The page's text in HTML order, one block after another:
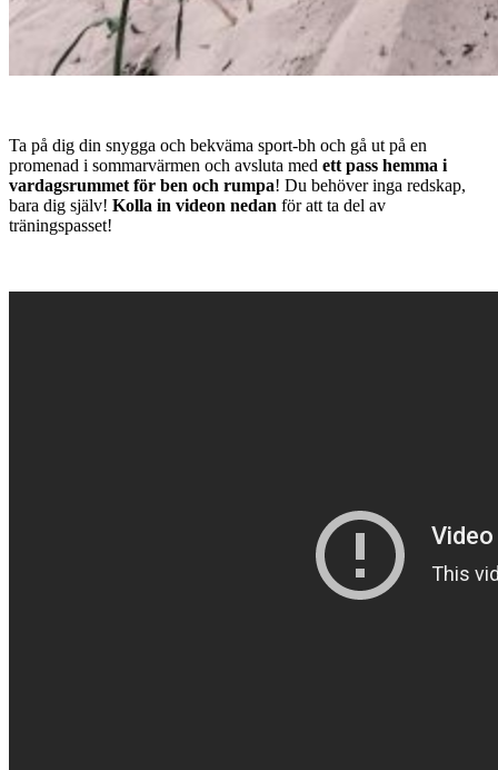
Ta på dig din snygga och bekväma sport-bh och gå ut på en
promenad i sommarvärmen och avsluta med ett pass hemma i
vardagsrummet för ben och rumpa! Du behöver inga redskap,
bara dig själv! Kolla in videon nedan för att ta del av
träningspasset!